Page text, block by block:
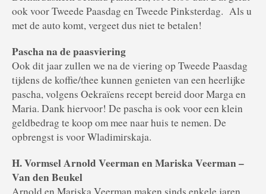
ook voor Tweede Paasdag en Tweede Pinksterdag. Als u
met de auto komt, vergeet dus niet te betalen!
Pascha na de paasviering
Ook dit jaar zullen we na de viering op Tweede Paasdag
tijdens de koffie/thee kunnen genieten van een heerlijke
pascha, volgens Oekraïens recept bereid door Marga en
Maria. Dank hiervoor! De pascha is ook voor een klein
geldbedrag te koop om mee naar huis te nemen. De
opbrengst is voor Wladimirskaja.
H. Vormsel Arnold Veerman en Mariska Veerman –
Van den Beukel